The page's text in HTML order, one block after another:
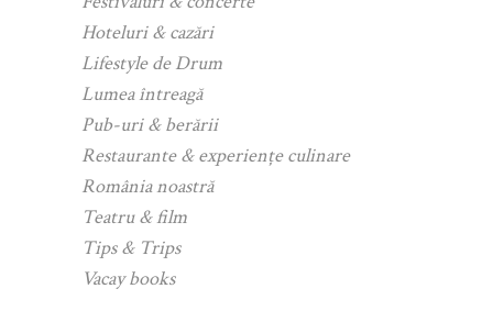
Hoteluri & cazări
Lifestyle de Drum
Lumea întreagă
Pub-uri & berării
Restaurante & experiențe culinare
România noastră
Teatru & film
Tips & Trips
Vacay books